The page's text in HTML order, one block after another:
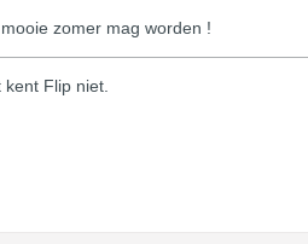
zomer mag worden !
Flip niet.